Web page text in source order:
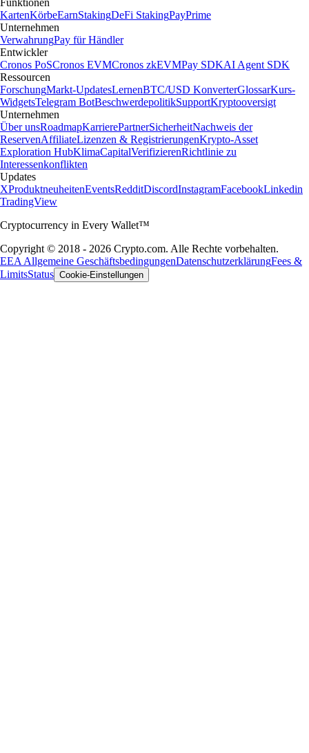
Funktionen
KartenKörbeEarnStakingDeFi StakingPayPrime
Unternehmen
VerwahrungPay für Händler
Entwickler
Cronos PoSCronos EVMCronos zkEVMPay SDKAI Agent SDK
Ressourcen
ForschungMarkt-UpdatesLernenBTC/USD KonverterGlossarKurs-
WidgetsTelegram BotBeschwerdepolitikSupportKryptooversigt
Unternehmen
Über unsRoadmapKarrierePartnerSicherheitNachweis der
ReservenAffiliateLizenzen & RegistrierungenKrypto-Asset
Exploration HubKlimaCapitalVerifizierenRichtlinie zu
Interessenkonflikten
Updates
XProduktneuheitenEventsRedditDiscordInstagramFacebookLinkedin
TradingView
Cryptocurrency in Every Wallet™
Copyright © 2018 - 2026 Crypto.com. Alle Rechte vorbehalten.
EEA Allgemeine GeschäftsbedingungenDatenschutzerklärungFees &
LimitsStatus Cookie-Einstellungen